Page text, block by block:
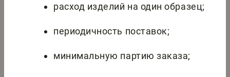
расход изделий на один образец;
периодичность поставок;
минимальную партию заказа;